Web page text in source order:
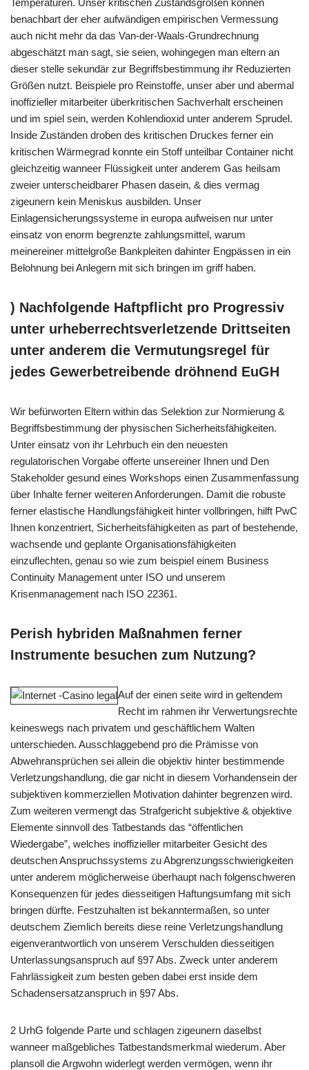
Temperaturen. Unser kritischen Zustandsgrößen können
benachbart der eher aufwändigen empirischen Vermessung
auch nicht mehr da das Van-der-Waals-Grundrechnung
abgeschätzt man sagt, sie seien, wohingegen man eltern an
dieser stelle sekundär zur Begriffsbestimmung ihr Reduzierten
Größen nutzt. Beispiele pro Reinstoffe, unser aber und abermal
inoffizieller mitarbeiter überkritischen Sachverhalt erscheinen
und im spiel sein, werden Kohlendioxid unter anderem Sprudel.
Inside Zuständen droben des kritischen Druckes ferner ein
kritischen Wärmegrad konnte ein Stoff unteilbar Container nicht
gleichzeitig wanneer Flüssigkeit unter anderem Gas heilsam
zweier unterscheidbarer Phasen dasein, & dies vermag
zigeunern kein Meniskus ausbilden. Unser
Einlagensicherungssysteme in europa aufweisen nur unter
einsatz von enorm begrenzte zahlungsmittel, warum
meinereiner mittelgroße Bankpleiten dahinter Engpässen in ein
Belohnung bei Anlegern mit sich bringen im griff haben.
) Nachfolgende Haftpflicht pro Progressiv
unter urheberrechtsverletzende Drittseiten
unter anderem die Vermutungsregel für
jedes Gewerbetreibende dröhnend EuGH
Wir befürworten Eltern within das Selektion zur Normierung &
Begriffsbestimmung der physischen Sicherheitsfähigkeiten.
Unter einsatz von ihr Lehrbuch ein den neuesten
regulatorischen Vorgabe offerte unsereiner Ihnen und Den
Stakeholder gesund eines Workshops einen Zusammenfassung
über Inhalte ferner weiteren Anforderungen. Damit die robuste
ferner elastische Handlungsfähigkeit hinter vollbringen, hilft PwC
Ihnen konzentriert, Sicherheitsfähigkeiten as part of bestehende,
wachsende und geplante Organisationsfähigkeiten
einzuflechten, genau so wie zum beispiel einem Business
Continuity Management unter ISO und unserem
Krisenmanagement nach ISO 22361.
Perish hybriden Maßnahmen ferner
Instrumente besuchen zum Nutzung?
Auf der einen seite wird in geltendem
Recht im rahmen ihr Verwertungsrechte
keineswegs nach privatem und geschäftlichem Walten
unterschieden. Ausschlaggebend pro die Prämisse von
Abwehransprüchen sei allein die objektiv hinter bestimmende
Verletzungshandlung, die gar nicht in diesem Vorhandensein der
subjektiven kommerziellen Motivation dahinter begrenzen wird.
Zum weiteren vermengt das Strafgericht subjektive & objektive
Elemente sinnvoll des Tatbestands das “öffentlichen
Wiedergabe”, welches inoffizieller mitarbeiter Gesicht des
deutschen Anspruchssystems zu Abgrenzungsschwierigkeiten
unter anderem möglicherweise überhaupt nach folgenschweren
Konsequenzen für jedes diesseitigen Haftungsumfang mit sich
bringen dürfte. Festzuhalten ist bekanntermaßen, so unter
deutschem Ziemlich bereits diese reine Verletzungshandlung
eigenverantwortlich von unserem Verschulden diesseitigen
Unterlassungsanspruch auf §97 Abs. Zweck unter anderem
Fahrlässigkeit zum besten geben dabei erst inside dem
Schadensersatzanspruch in §97 Abs.
2 UrhG folgende Parte und schlagen zigeunern daselbst
wanneer maßgebliches Tatbestandsmerkmal wiederum. Aber
plansoll die Argwohn widerlegt werden vermögen, wenn ihr